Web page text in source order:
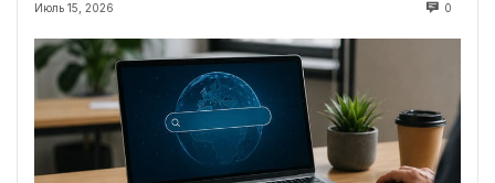
Июль 15, 2026 0